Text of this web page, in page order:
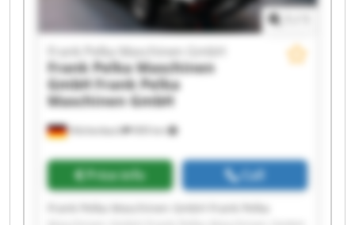
Hilchenbach 909 km
Frank Pelka Maschinen GmbH
Frank Pelka Maschinen
GmbHFrank Pelka
Maschinen GmbH
Price info Call